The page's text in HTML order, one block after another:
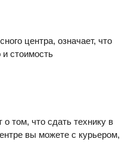
центра, означает, что
стоимость
о том, что сдать технику в
вы можете с курьером,